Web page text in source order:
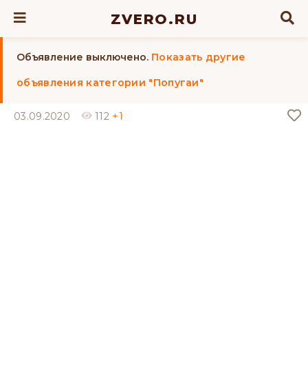
ZVERO.RU
Объявление выключено. Показать другие
объявления категории "Попугаи"
03.09.2020 112 +1